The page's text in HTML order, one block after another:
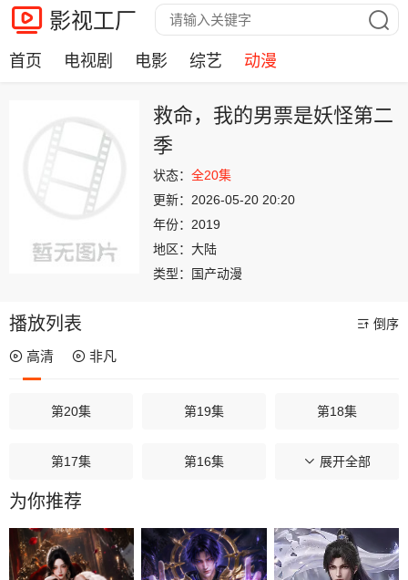
影视工厂
首页 电视剧 电影 综艺 动漫
救命，我的男票是妖怪第二
季
状态： 全20集
更新： 2026-05-20 20:20
年份： 2019
地区： 大陆
类型：
国产动漫
播放列表 倒序
高清 非凡
第20集 第19集 第18集
第17集 第16集 第15集
第14集
第11集 第10集 第09集
展开全部
为你推荐